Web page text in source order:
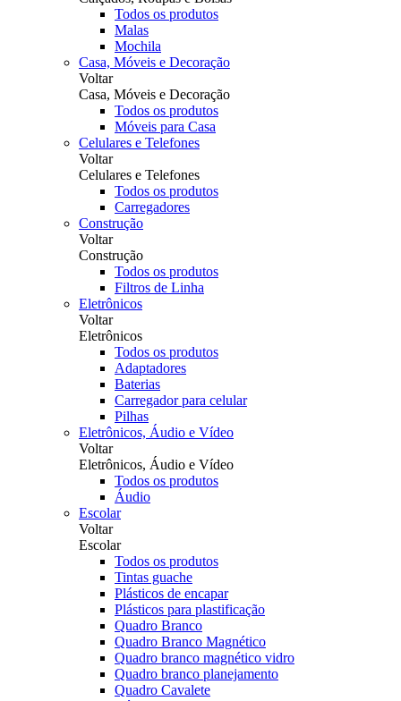
Todos os produtos
Malas
Mochila
Casa, Móveis e Decoração
Voltar
Casa, Móveis e Decoração
Todos os produtos
Móveis para Casa
Celulares e Telefones
Voltar
Celulares e Telefones
Todos os produtos
Carregadores
Construção
Voltar
Construção
Todos os produtos
Filtros de Linha
Eletrônicos
Voltar
Eletrônicos
Todos os produtos
Adaptadores
Baterias
Carregador para celular
Pilhas
Eletrônicos, Áudio e Vídeo
Voltar
Eletrônicos, Áudio e Vídeo
Todos os produtos
Áudio
Escolar
Voltar
Escolar
Todos os produtos
Tintas guache
Plásticos de encapar
Plásticos para plastificação
Quadro Branco
Quadro Branco Magnético
Quadro branco magnético vidro
Quadro branco planejamento
Quadro Cavalete